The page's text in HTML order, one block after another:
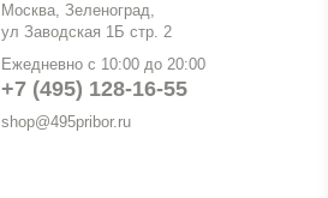
Москва, Зеленоград,
ул Заводская 1Б стр. 2
Ежедневно с 10:00 до 20:00
+7 (495) 128-16-55
shop@495pribor.ru